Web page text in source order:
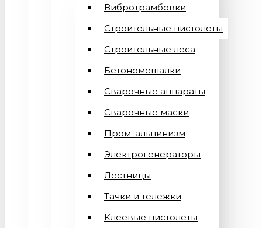
Вибротрамбовки
Строительные пистолеты
Строительные леса
Бетономешалки
Сварочные аппараты
Cварочные маски
Пром. альпинизм
Электрогенераторы
Лестницы
Тачки и тележки
Клеевые пистолеты